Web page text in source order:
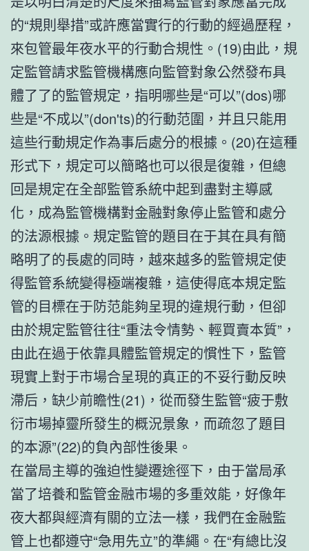
的“規則舉措”或許應當實行的行動的經過歷程，
來包管最年夜水平的行動合規性。(19)由此，規
定監管請求監管機構應向監管對象公然發布具
體了了的監管規定，指明哪些是“可以”(dos)哪
些是“不成以”(don'ts)的行動范圍，并且只能用
這些行動規定作為事后處分的根據。(20)在這種
形式下，規定可以簡略也可以很是復雜，但總
回是規定在全部監管系統中起到盡對主導感
化，成為監管機構對金融對象停止監管和處分
的法源根據。規定監管的題目在于其在具有簡
略明了的長處的同時，越來越多的監管規定使
得監管系統變得極端複雜，這使得底本規定監
管的目標在于防范能夠呈現的違規行動，但卻
由於規定監管往往“重法令情勢、輕買賣本質”，
由此在過于依靠具體監管規定的慣性下，監管
現實上對于市場合呈現的真正的不妥行動反映
滯后，缺少前瞻性(21)，從而發生監管“疲于敷
衍市場掉靈所發生的概況景象，而疏忽了題目
的本源”(22)的負內部性後果。
在當局主導的強迫性變遷途徑下，由于當局承
當了培養和監管金融市場的多重效能，好像年
夜大都與經濟有關的立法一樣，我們在金融監
管上也都遵守“急用先立”的準繩。在“有總比沒